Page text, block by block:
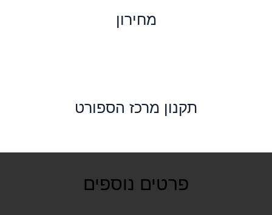
מחירון
תקנון מרכז הספורט
פרטים נוספים